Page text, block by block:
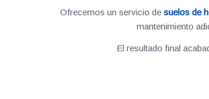
Ofrecemos un servicio de suelos de
mantenimiento
El resultado final